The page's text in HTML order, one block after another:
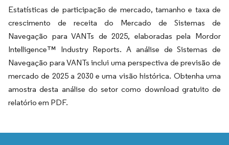
Estatísticas de participação de mercado, tamanho e taxa de
crescimento de receita do Mercado de Sistemas de
Navegação para VANTs de 2025, elaboradas pela Mordor
Intelligence™ Industry Reports. A análise de Sistemas de
Navegação para VANTs inclui uma perspectiva de previsão de
mercado de 2025 a 2030 e uma visão histórica. Obtenha uma
amostra desta análise do setor como download gratuito de
relatório em PDF.